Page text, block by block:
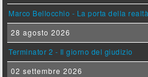
Marco Bellocchio - La porta della realtà
28 agosto 2026
Terminator 2 - Il giorno del giudizio
02 settembre 2026